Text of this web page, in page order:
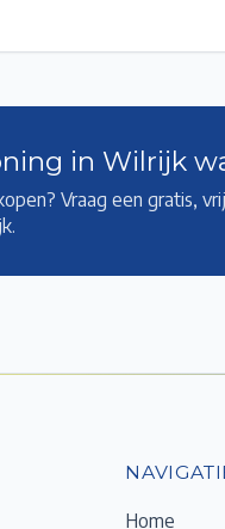
in Wilrijk
Vraag een gratis,
Home